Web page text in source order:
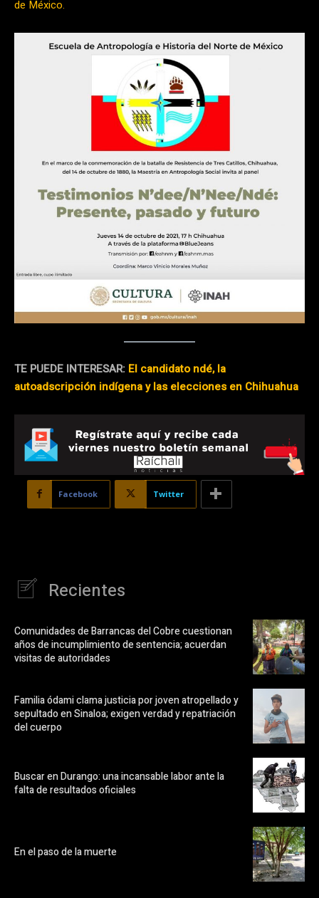
de México.
TE PUEDE INTERESAR: El candidato ndé, la
autoadscripción indígena y las elecciones en Chihuahua
Facebook Twitter
Recientes
Comunidades de Barrancas del Cobre cuestionan
años de incumplimiento de sentencia; acuerdan
visitas de autoridades
Familia ódami clama justicia por joven atropellado y
sepultado en Sinaloa; exigen verdad y repatriación
del cuerpo
Buscar en Durango: una incansable labor ante la
falta de resultados oficiales
En el paso de la muerte